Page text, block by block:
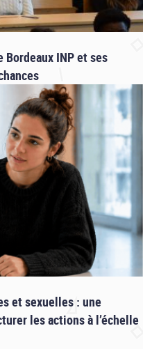
Bordeaux INP et ses
et sexuelles : une
les actions à l’échelle